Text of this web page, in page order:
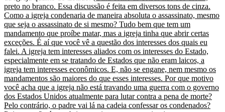
preto no branco. Essa discussão é feita em diversos tons de cinza.
Como a igreja condenaria de maneira absoluta o assassinato, mesmo
que seja o assassinato de si mesmo? Tudo bem que tem um
mandamento que proíbe matar, mas a igreja tinha que abrir certas
exceções. É aí que você vê a questão dos interesses dos quais eu
falei. A igreja tem interesses aliados com os interesses do Estado,
especialmente em se tratando de Estados que não eram laicos, a
igreja tem interesses econômicos. E, não se engane, nem mesmo os
mandamentos são maiores do que esses interesses. Por que motivo
você acha que a igreja não está travando uma guerra com o governo
dos Estados Unidos atualmente para lutar contra a pena de morte?
Pelo contrário, o padre vai lá na cadeia confessar os condenados?